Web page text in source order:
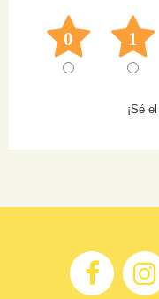
0 1
¡Sé